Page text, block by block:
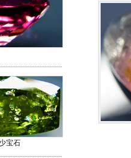
宝石